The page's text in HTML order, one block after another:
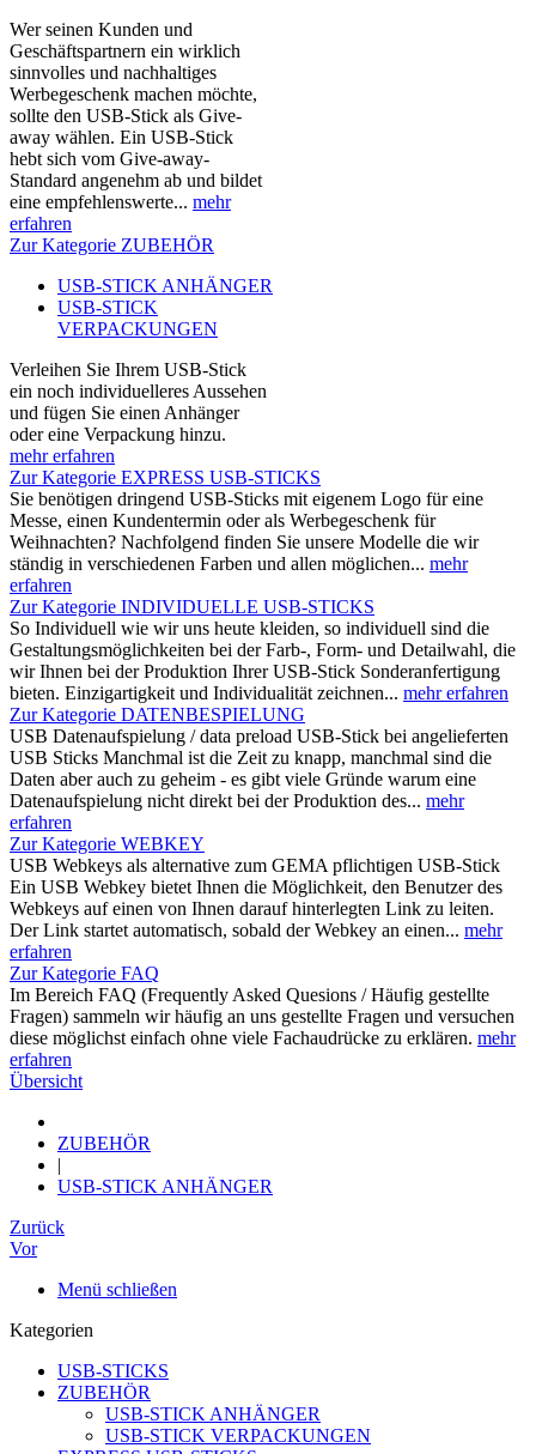
Wer seinen Kunden und
Geschäftspartnern ein wirklich
sinnvolles und nachhaltiges
Werbegeschenk machen möchte,
sollte den USB-Stick als Give-
away wählen. Ein USB-Stick
hebt sich vom Give-away-
Standard angenehm ab und bildet
eine empfehlenswerte... mehr
erfahren
Zur Kategorie ZUBEHÖR
USB-STICK ANHÄNGER
USB-STICK
VERPACKUNGEN
Verleihen Sie Ihrem USB-Stick
ein noch individuelleres Aussehen
und fügen Sie einen Anhänger
oder eine Verpackung hinzu.
mehr erfahren
Zur Kategorie EXPRESS USB-STICKS
Sie benötigen dringend USB-Sticks mit eigenem Logo für eine
Messe, einen Kundentermin oder als Werbegeschenk für
Weihnachten? Nachfolgend finden Sie unsere Modelle die wir
ständig in verschiedenen Farben und allen möglichen... mehr
erfahren
Zur Kategorie INDIVIDUELLE USB-STICKS
So Individuell wie wir uns heute kleiden, so individuell sind die
Gestaltungsmöglichkeiten bei der Farb-, Form- und Detailwahl, die
wir Ihnen bei der Produktion Ihrer USB-Stick Sonderanfertigung
bieten. Einzigartigkeit und Individualität zeichnen... mehr erfahren
Zur Kategorie DATENBESPIELUNG
USB Datenaufspielung / data preload USB-Stick bei angelieferten
USB Sticks Manchmal ist die Zeit zu knapp, manchmal sind die
Daten aber auch zu geheim - es gibt viele Gründe warum eine
Datenaufspielung nicht direkt bei der Produktion des... mehr
erfahren
Zur Kategorie WEBKEY
USB Webkeys als alternative zum GEMA pflichtigen USB-Stick
Ein USB Webkey bietet Ihnen die Möglichkeit, den Benutzer des
Webkeys auf einen von Ihnen darauf hinterlegten Link zu leiten.
Der Link startet automatisch, sobald der Webkey an einen... mehr
erfahren
Zur Kategorie FAQ
Im Bereich FAQ (Frequently Asked Quesions / Häufig gestellte
Fragen) sammeln wir häufig an uns gestellte Fragen und versuchen
diese möglichst einfach ohne viele Fachaudrücke zu erklären. mehr
erfahren
Übersicht
ZUBEHÖR
|
USB-STICK ANHÄNGER
Zurück
Vor
Menü schließen
Kategorien
USB-STICKS
ZUBEHÖR
USB-STICK ANHÄNGER
USB-STICK VERPACKUNGEN